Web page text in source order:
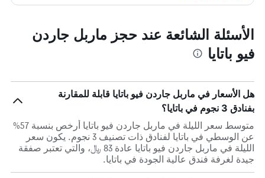
الأسئلة الشائعة عند حجز ماربل جاردن
فيو باتايا
هل الأسعار في ماربل جاردن فيو باتايا قابلة للمقارنة
بفنادق 3 نجوم في باتايا؟
متوسط سعر الليلة في ماربل جاردن فيو باتايا أرخص بنسبة 57%
عن الوسطي في باتايا لفنادق ذات تصنيف 3 نجوم. يكون سعر
الليلة في ماربل جاردن فيو باتايا عادة 83 ﷼، والتي تعتبر صفقة
جيدة لغرفة فندق عالية الجودة في باتايا.